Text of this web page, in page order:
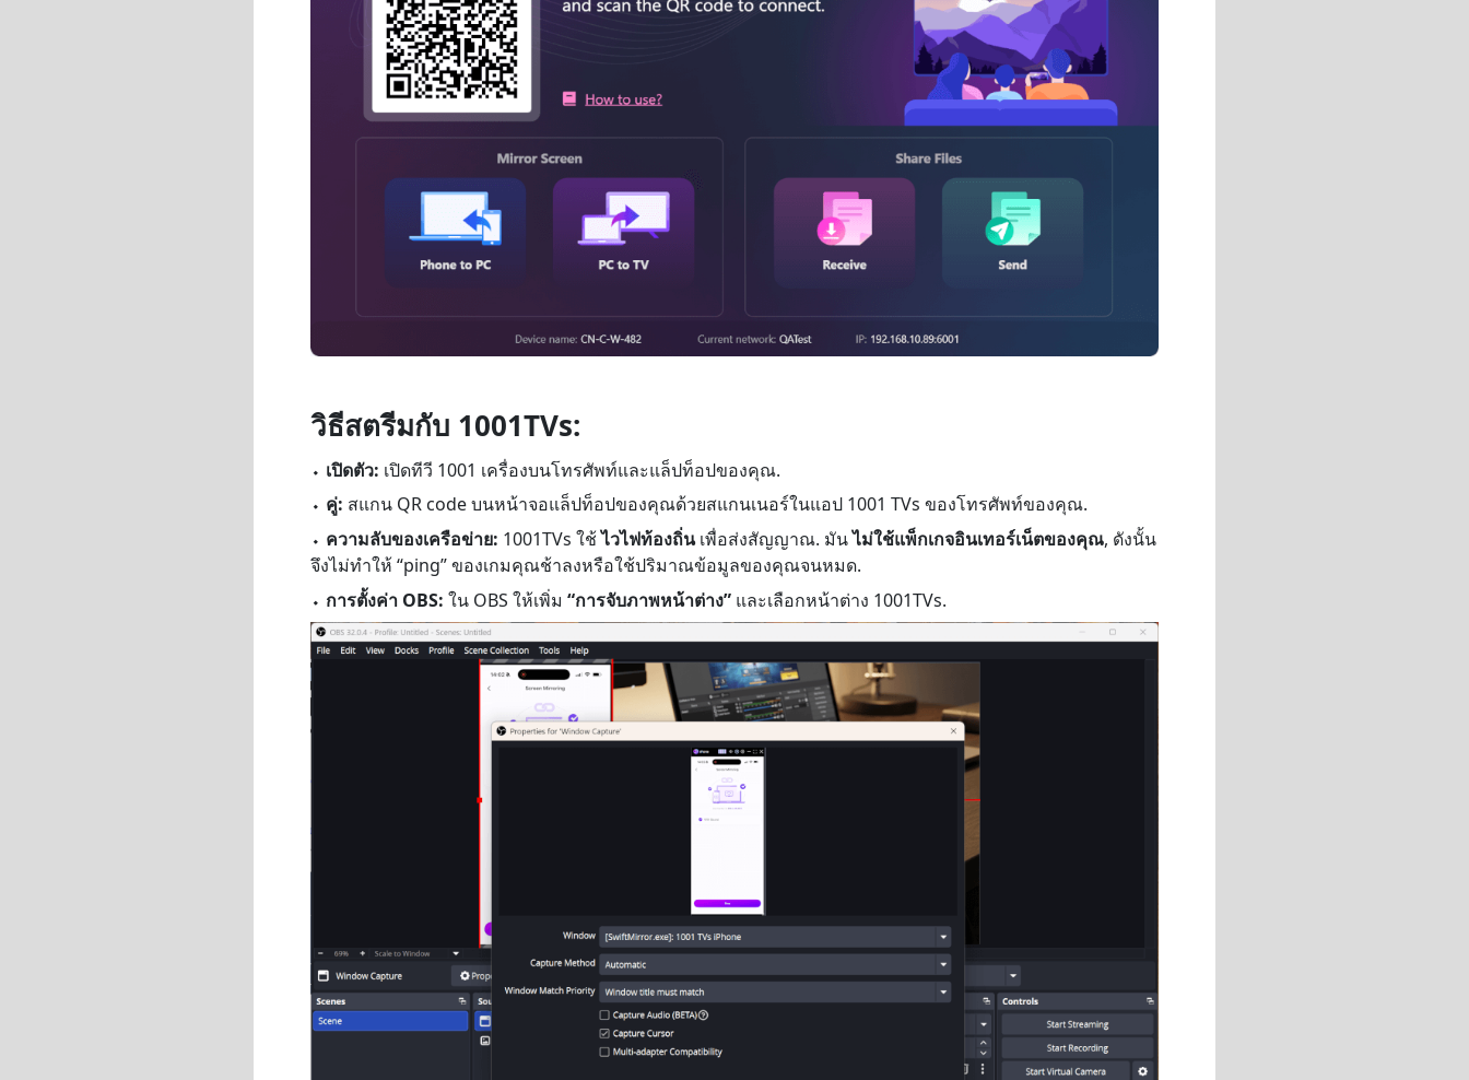
วิธีสตรีมกับ 1001TVs:
⬩ เปิดตัว: เปิดทีวี 1001 เครื่องบนโทรศัพท์และแล็ปท็อปของคุณ.
⬩ คู่: สแกน QR code บนหน้าจอแล็ปท็อปของคุณด้วยสแกนเนอร์ในแอป 1001 TVs ของโทรศัพท์ของคุณ.
⬩ ความลับของเครือข่าย: 1001TVs ใช้ไวไฟท้องถิ่นเพื่อส่งสัญญาณ. มันไม่ใช้แพ็กเกจอินเทอร์เน็ตของคุณ, ดังนั้น
จึงไม่ทำให้ “ping” ของเกมคุณช้าลงหรือใช้ปริมาณข้อมูลของคุณจนหมด.
⬩ การตั้งค่า OBS: ใน OBS ให้เพิ่ม “การจับภาพหน้าต่าง” และเลือกหน้าต่าง 1001TVs.